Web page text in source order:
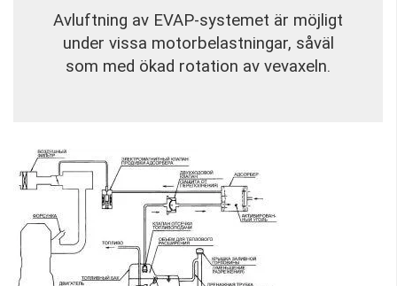
Avluftning av EVAP-systemet är möjligt
under vissa motorbelastningar, såväl
som med ökad rotation av vevaxeln.